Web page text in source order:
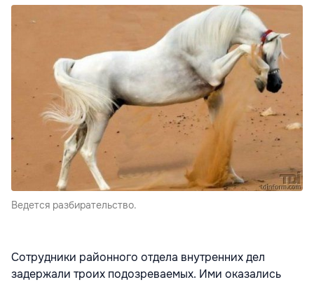
Ведется разбирательство.
Сотрудники районного отдела внутренних дел
задержали троих подозреваемых. Ими оказались